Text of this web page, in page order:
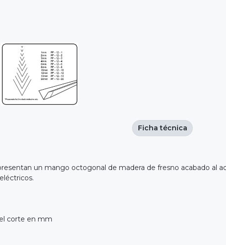
un mango octogonal de madera de fresno acabado al
corte en mm
Ficha técnica